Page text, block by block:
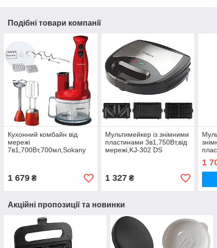
Подібні товари компанії
Кухонний комбайн від
мережі
7в1,700Вт,700мл,Sokany
1 679 ₴
Мультимейкер із знімними
пластинами 3в1,750Вт,від
мережі,KJ-302 DS
1 327₴
1
Акційні пропозиції та новинки